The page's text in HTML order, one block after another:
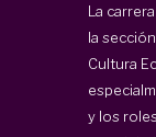
La
la
Cultura
y los